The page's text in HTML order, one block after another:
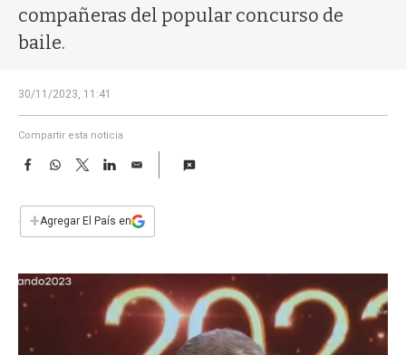
compañeras del popular concurso de
baile.
30/11/2023, 11:41
Compartir esta noticia
F
e
b
k
W
s
p
T
w
t
L
n
E
i
l
+Agregar El País en